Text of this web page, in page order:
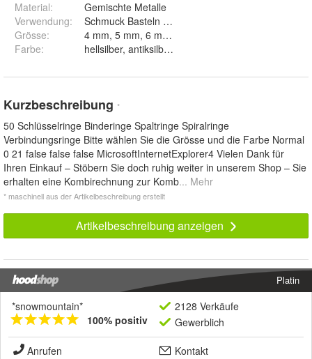
Material:
Gemischte Metalle
Verwendung:
Schmuck Basteln Schmuck
Grösse:
Farbe:
Kurzbeschreibung *
50 Schlüsselringe Binderinge Spaltringe Spiralringe
Verbindungsringe Bitte wählen Sie die Grösse und die Farbe Normal
0 21 false false false MicrosoftInternetExplorer4 Vielen Dank für
Ihren Einkauf – Stöbern Sie doch ruhig weiter in unserem Shop – Sie
erhalten eine Kombirechnung zur Komb... Mehr
* maschinell aus der Artikelbeschreibung erstellt
Artikelbeschreibung anzeigen
Platin
*snowmountain*
100% positiv
2128 Verkäufe
Gewerblich
Anrufen
Kontakt